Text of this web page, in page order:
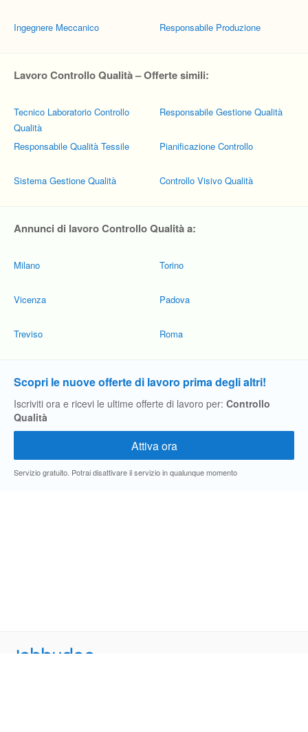
Ingegnere Meccanico Responsabile Produzione
Lavoro Controllo Qualità – Offerte simili:
Tecnico Laboratorio Controllo
Qualità
Responsabile Qualità Tessile
Sistema Gestione Qualità
Responsabile Gestione Qualità
Pianificazione Controllo
Controllo Visivo Qualità
Annunci di lavoro Controllo Qualità a:
Milano
Vicenza
Treviso
Torino
Padova
Roma
Scopri le nuove offerte di lavoro prima degli altri!
Iscriviti ora e ricevi le ultime offerte di lavoro per: Controllo
Qualità
Servizio gratuito. Potrai disattivare il servizio in qualunque momento
Jobbydoo